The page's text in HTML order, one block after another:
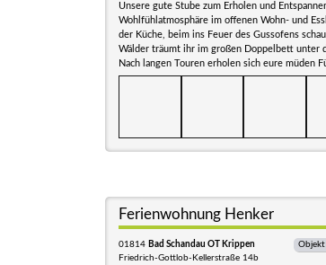
Unsere gute Stube zum Erholen und
Wohlfühlatmosphäre im offenen Wohn- und
der Küche, beim ins Feuer des Gussofens
Wälder träumt ihr im großen Doppelbett unter
Nach langen Touren erholen sich eure müden
Ferienwohnung Henker
01814 Bad Schandau OT Krippen
Friedrich-Gottlob-Kellerstraße 14b
Objekt